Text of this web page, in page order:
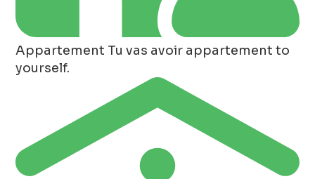
Appartement Tu vas avoir appartement to
yourself.